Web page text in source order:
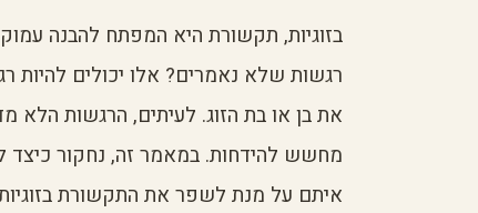
בזוגיות, תקשורת היא המפתח להבנה
רגשות שלא נאמרים? אלו יכולים
את בן או בת הזוג. לעיתים, הרגשות הלא
מחשש להידחות. במאמר זה, נחקור כיצד
איתם על מנת לשפר את התקשורת